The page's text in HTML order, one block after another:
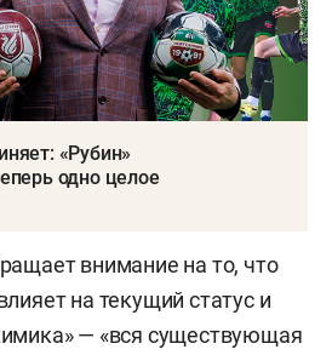
«Рубин»
одно целое
внимание на то, что
на текущий статус и
— «вся существующая